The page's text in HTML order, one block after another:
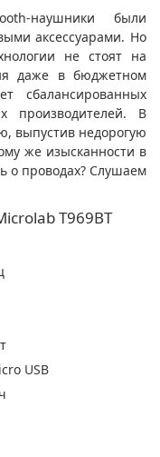
наушники были
аксессуарами. Но
не стоят на
даже в бюджетном
сбалансированных
производителей. В
выпустив недорогую
же изысканности в
о проводах? Слушаем
T969BT
USB